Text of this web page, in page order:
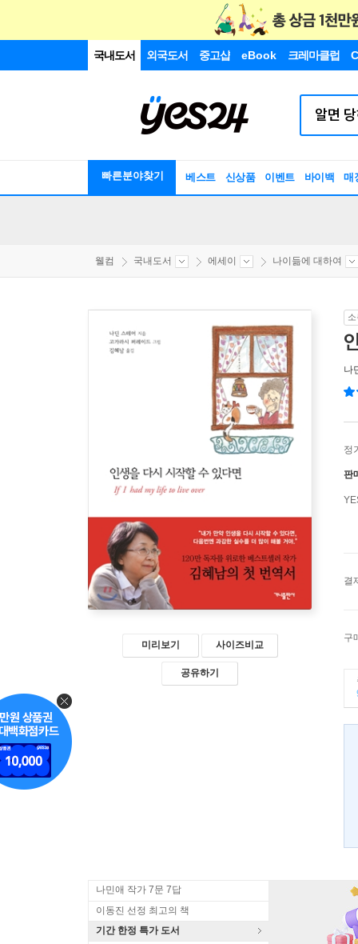
국내도서 외국도서 중고샵 eBook 크레마클럽
빠른분야찾기 베스트 신상품 이벤트 바이백 매
웰컴 국내도서 에세이 나이듦에 대하여
미리보기 사이즈비교
공유하기
나
정
판
결
구
나민애 작가 7문 7답
이동진 선정 최고의 책
기간 한정 특가 도서